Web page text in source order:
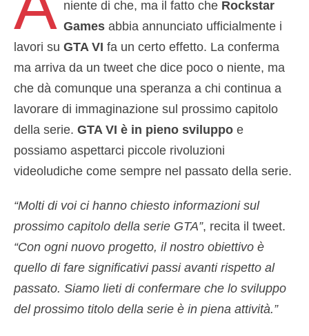
niente di che, ma il fatto che Rockstar
Games abbia annunciato ufficialmente i
lavori su GTA VI fa un certo effetto. La conferma
ma arriva da un tweet che dice poco o niente, ma
che dà comunque una speranza a chi continua a
lavorare di immaginazione sul prossimo capitolo
della serie. GTA VI è in pieno sviluppo e
possiamo aspettarci piccole rivoluzioni
videoludiche come sempre nel passato della serie.
“Molti di voi ci hanno chiesto informazioni sul
prossimo capitolo della serie GTA”, recita il tweet.
“Con ogni nuovo progetto, il nostro obiettivo è
quello di fare significativi passi avanti rispetto al
passato. Siamo lieti di confermare che lo sviluppo
del prossimo titolo della serie è in piena attività.”